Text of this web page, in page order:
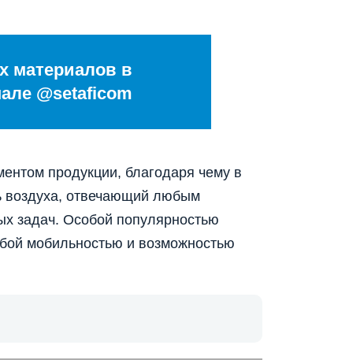
материалов в
@setaficom
продукции, благодаря чему в
воздуха, отвечающий любым
задач. Особой популярностью
мобильностью и возможностью